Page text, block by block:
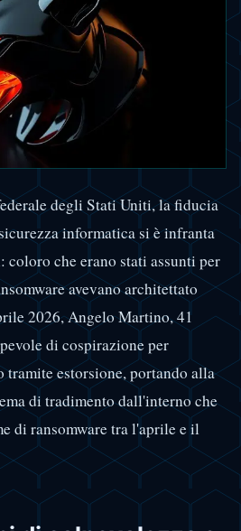
degli Stati Uniti, la fiducia
informatica si è infranta
che erano stati assunti per
avevano architettato
2026, Angelo Martino, 41
di cospirazione per
tramite estorsione, portando alla
di tradimento dall'interno che
di ransomware tra l'aprile e il